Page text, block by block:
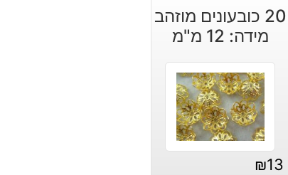
20 כובעונים מוזהב
מידה: 12 מ"מ
₪13